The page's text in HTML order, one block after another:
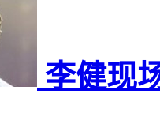
李健现